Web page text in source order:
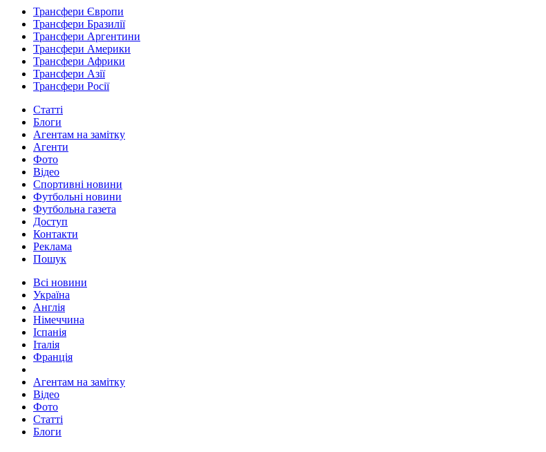
Трансфери Європи
Трансфери Бразилії
Трансфери Аргентини
Трансфери Америки
Трансфери Африки
Трансфери Азії
Трансфери Росії
Статті
Блоги
Агентам на замітку
Агенти
Фото
Відео
Спортивні новини
Футбольні новини
Футбольна газета
Доступ
Контакти
Реклама
Пошук
Всі новини
Україна
Англія
Німеччина
Іспанія
Італія
Франція
Агентам на замітку
Відео
Фото
Статті
Блоги